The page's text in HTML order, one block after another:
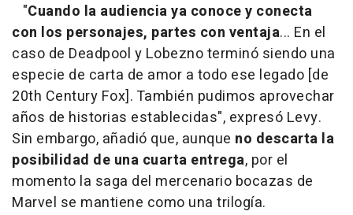
"Cuando la audiencia ya conoce y conecta
con los personajes, partes con ventaja... En el
caso de Deadpool y Lobezno terminó siendo una
especie de carta de amor a todo ese legado [de
20th Century Fox]. También pudimos aprovechar
años de historias establecidas", expresó Levy.
Sin embargo, añadió que, aunque no descarta la
posibilidad de una cuarta entrega, por el
momento la saga del mercenario bocazas de
Marvel se mantiene como una trilogía.